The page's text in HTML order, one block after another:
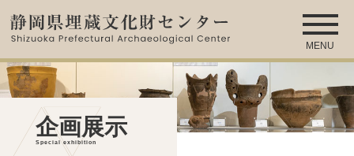
MENU
企画展示
Special exhibition